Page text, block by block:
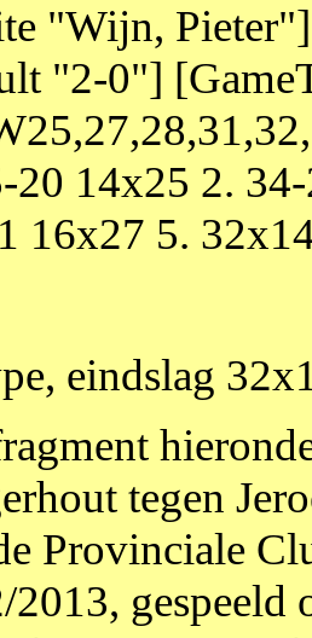
"Wijn,
"2-0"]
20 14x25 2.
16x27 5.
eindslag
tegen
Provinciale
2013, gespeeld